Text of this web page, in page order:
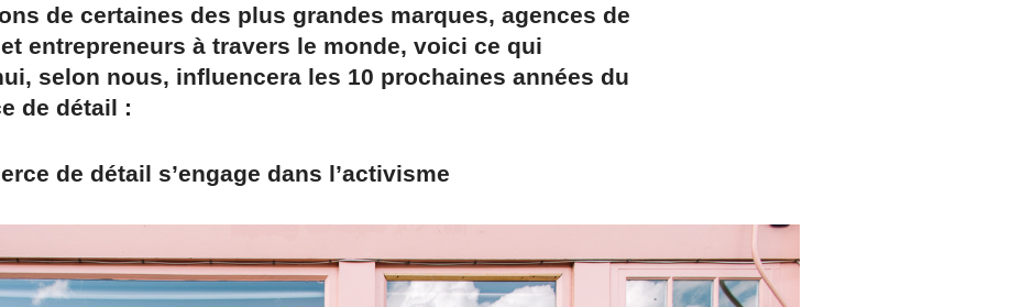
de certaines des plus grandes marques, agences de
entrepreneurs à travers le monde, voici ce qui
selon nous, influencera les 10 prochaines années du
de détail :
de détail s’engage dans l’activisme